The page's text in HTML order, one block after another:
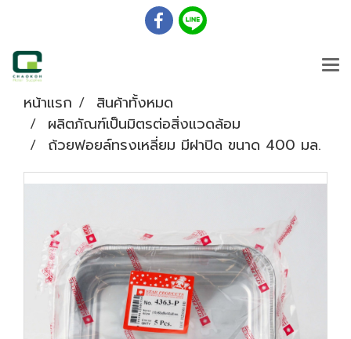
หน้าแรก
สินค้าทั้งหมด
ผลิตภัณฑ์เป็นมิตรต่อสิ่งแวดล้อม
ถ้วยฟอยล์ทรงเหลี่ยม มีฝาปิด ขนาด 400 มล.